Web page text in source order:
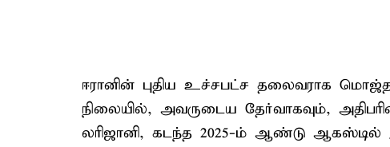
ஈரானின் புதிய உச்சபட்ச தலைவராக
நிலையில், அவருடைய தேர்வாகவும்,
லரிஜானி, கடந்த 2025-ம் ஆண்டு ஆகஸ்டில்